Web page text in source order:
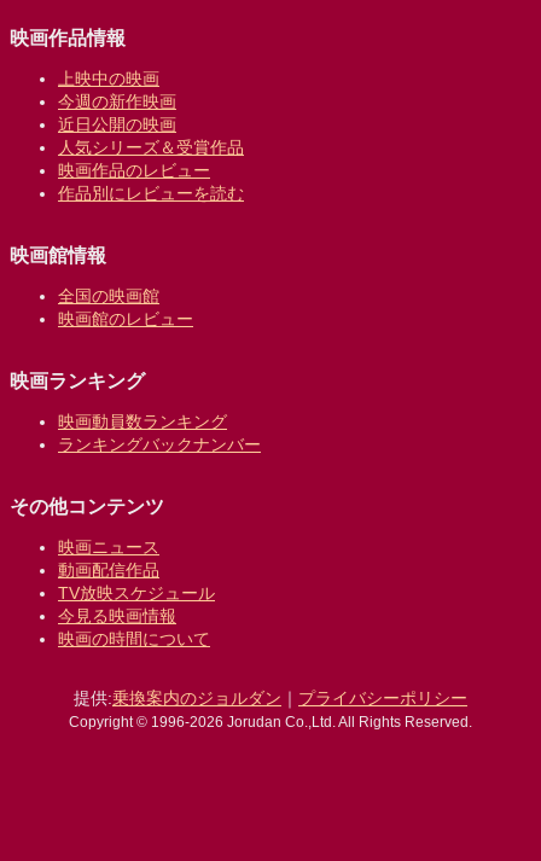
映画作品情報
上映中の映画
今週の新作映画
近日公開の映画
人気シリーズ＆受賞作品
映画作品のレビュー
作品別にレビューを読む
映画館情報
全国の映画館
映画館のレビュー
映画ランキング
映画動員数ランキング
ランキングバックナンバー
その他コンテンツ
映画ニュース
動画配信作品
TV放映スケジュール
今見る映画情報
映画の時間について
提供:乗換案内のジョルダン ｜ プライバシーポリシー
Copyright © 1996-2026 Jorudan Co.,Ltd. All Rights Reserved.